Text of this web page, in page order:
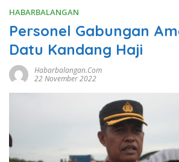
HABARBALANGAN
Personel Gabungan
Datu Kandang Haji
Habarbalangan.com
22 November 2022